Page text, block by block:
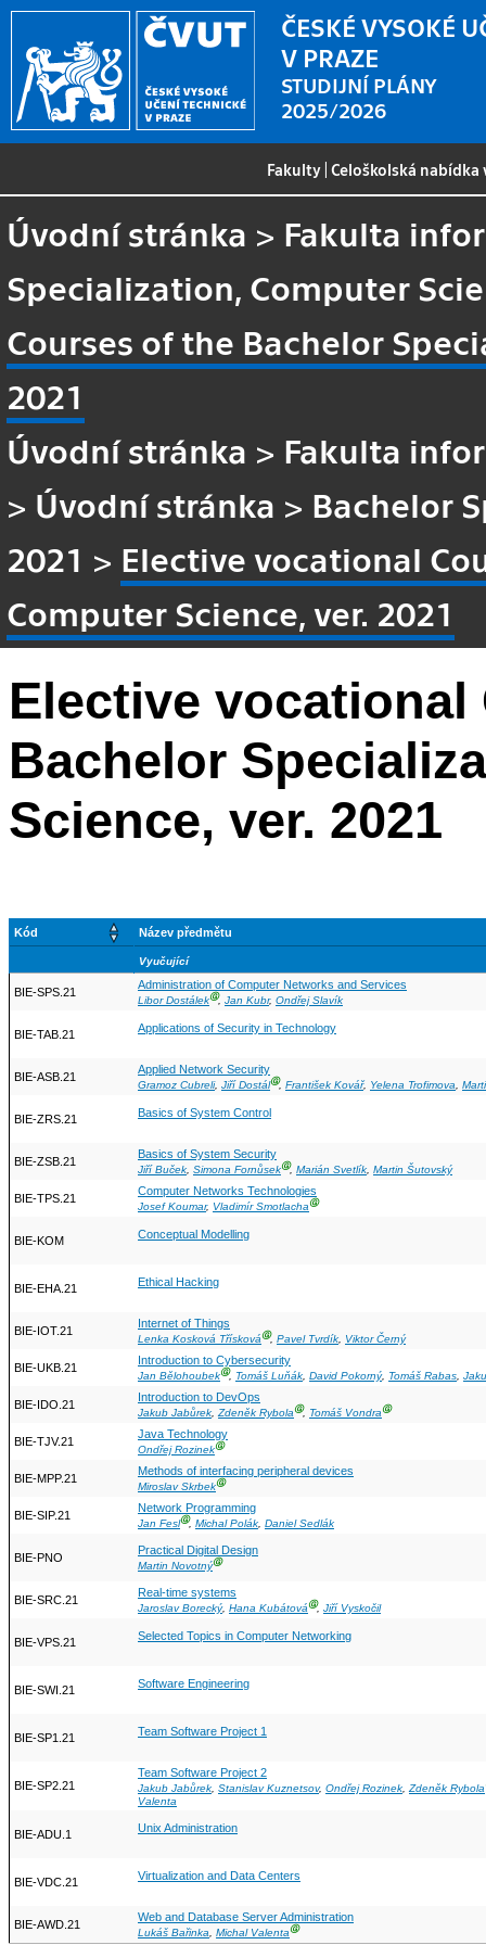
ČESKÉ VYSOKÉ
V PRAZE
STUDIJNÍ PLÁNY
2025/2026
Fakulty |Celoškolská
Úvodní stránka > Fakulta
Specialization, Computer
Courses of the Bachelor
2021
Úvodní stránka > Fakulta
> Úvodní stránka > Bachelor
2021 > Elective vocational
Computer Science, ver. 2021
Elective
Bachelor
Science, ver. 2021
Kód Název předmětu
Vyučující
BIE-SPS.21
Administration of Computer Networks and Services
Libor DostálekⒼ, Jan Kubr, Ondřej Slavík
BIE-TAB.21 Applications of Security in Technology
BIE-ASB.21
Applied Network Security
Gramoz Cubreli, Jiří DostálⒼ, František Kovář, Yelena Trofimova,
BIE-ZRS.21 Basics of System Control
BIE-ZSB.21
Basics of System Security
Jiří Buček, Simona FornůsekⒼ, Marián Svetlík, Martin Šutovský
BIE-TPS.21
Computer Networks Technologies
Josef Koumar, Vladimír SmotlachaⒼ
BIE-KOM Conceptual Modelling
BIE-EHA.21 Ethical Hacking
BIE-IOT.21
Internet of Things
Lenka Kosková TřískováⒼ, Pavel Tvrdík, Viktor Černý
BIE-UKB.21
Introduction to Cybersecurity
Jan BělohoubekⒼ, Tomáš Luňák, David Pokorný, Tomáš Rabas,
BIE-IDO.21
Introduction to DevOps
Jakub Jabůrek,Zdeněk RybolaⒼ, Tomáš VondraⒼ
BIE-TJV.21
Java Technology
Ondřej RozinekⒼ
BIE-MPP.21
Methods of interfacing peripheral devices
Miroslav SkrbekⒼ
BIE-SIP.21
Network Programming
Jan FeslⒼ, Michal Polák, Daniel Sedlák
BIE-PNO
Practical Digital Design
Martin NovotnýⒼ
BIE-SRC.21
Real-time systems
Jaroslav Borecký, Hana KubátováⒼ, Jiří Vyskočil
BIE-VPS.21 Selected Topics in Computer Networking
BIE-SWI.21 Software Engineering
BIE-SP1.21 Team Software Project 1
BIE-SP2.21
Team Software Project 2
Jakub Jabůrek, Stanislav Kuznetsov, Ondřej Rozinek,Zdeněk Rybola
Valenta
BIE-ADU.1 Unix Administration
BIE-VDC.21 Virtualization and Data Centers
BIE-AWD.21
Web and Database Server Administration
Lukáš Bařinka, Michal ValentaⒼ